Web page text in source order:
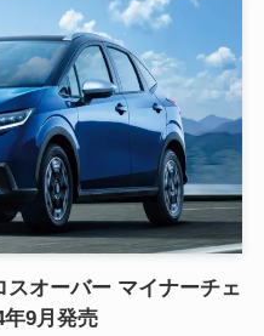
スオーバー マイナーチェ
9月発売